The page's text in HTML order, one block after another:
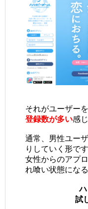
それがユーザー
登録数が多い感
通常、男性ユー
りしていく形で
女性からのアプ
れ喰い状態になる
試